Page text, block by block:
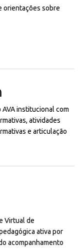
orientações sobre
institucional com
atividades
e articulação
Virtual de
ativa por
acompanhamento